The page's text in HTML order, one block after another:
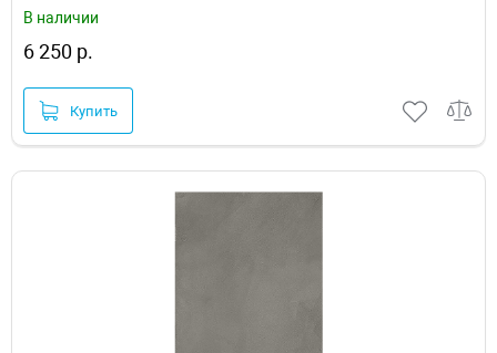
В наличии
6 250 р.
Купить